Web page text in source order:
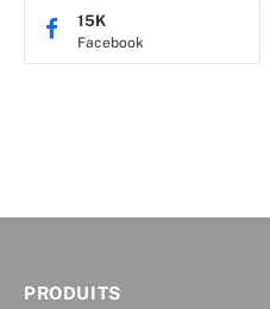
Facebook
15K
PRODUITS